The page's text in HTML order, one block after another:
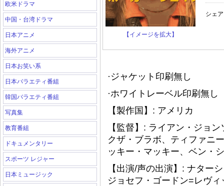
欧米ドラマ
中国・台湾ドラマ
日本アニメ
海外アニメ
日本お笑い系
日本バラエティ番組
韓国バラエティ番組
写真集
教育番組
ドキュメンタリー
スポーツ レジャー
日本ミュージック
【イメージを拡大】
シェ
·ジャケット印刷無し
·ホワイトレーベル印刷無
【製作国】: アメリカ
【監督】: ライアン・ジョ
クザ・ブラボ、ティファニ
ッキー・マッキー、ベン・
【出演/声の出演】: ナター
ジョセフ・ゴードン=レヴ